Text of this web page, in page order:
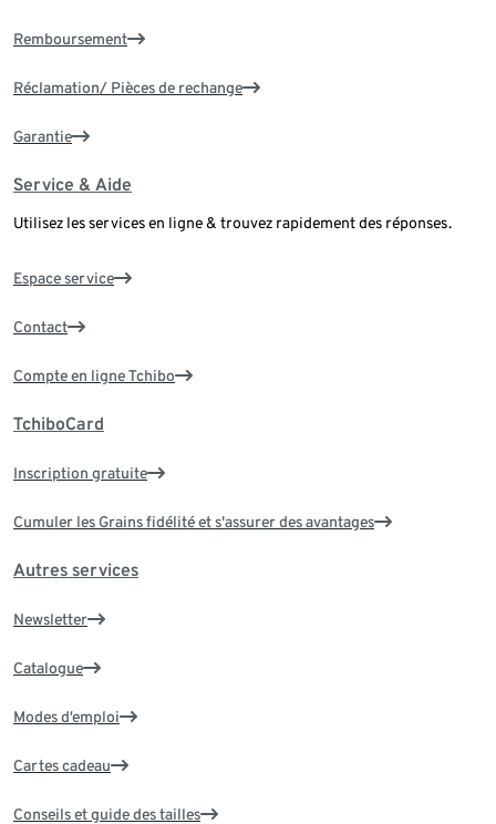
Remboursement
Réclamation/ Pièces de rechange
Garantie
Service & Aide
Utilisez les services en ligne & trouvez rapidement des réponses.
Espace service
Contact
Compte en ligne Tchibo
TchiboCard
Inscription gratuite
Cumuler les Grains fidélité et s'assurer des avantages
Autres services
Newsletter
Catalogue
Modes d’emploi
Cartes cadeau
Conseils et guide des tailles